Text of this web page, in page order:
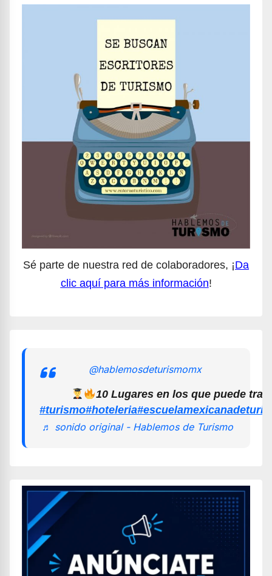
Sé parte de nuestra red de colaboradores, ¡Da
clic aquí para más información!
@hablemosdeturismomx
10 Lugares en los que puede
#turismo#hoteleria
♬ sonido original - Hablemos de Turismo